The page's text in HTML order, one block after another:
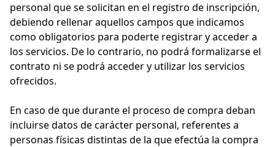
personal que se solicitan en el registro de inscripción,
debiendo rellenar aquellos campos que indicamos
como obligatorios para poderte registrar y acceder a
los servicios. De lo contrario, no podrá formalizarse el
contrato ni se podrá acceder y utilizar los servicios
ofrecidos.
En caso de que durante el proceso de compra deban
incluirse datos de carácter personal, referentes a
personas físicas distintas de la que efectúa la compra